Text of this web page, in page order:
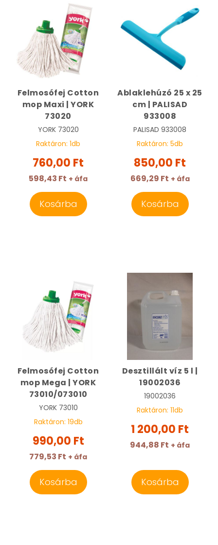
Felmosófej Cotton
mop Maxi | YORK
73020
YORK 73020
Raktáron: 1db
760,00 Ft
598,43 Ft + áfa
Kosárba
Ablaklehúzó 25 x 25
cm | PALISAD
933008
PALISAD 933008
Raktáron: 5db
850,00 Ft
669,29 Ft + áfa
Kosárba
Felmosófej Cotton
mop Mega | YORK
73010/073010
YORK 73010
Raktáron: 19db
990,00 Ft
779,53 Ft + áfa
Kosárba
Desztillált víz 5 l |
19002036
19002036
Raktáron: 11db
1 200,00 Ft
944,88 Ft + áfa
Kosárba